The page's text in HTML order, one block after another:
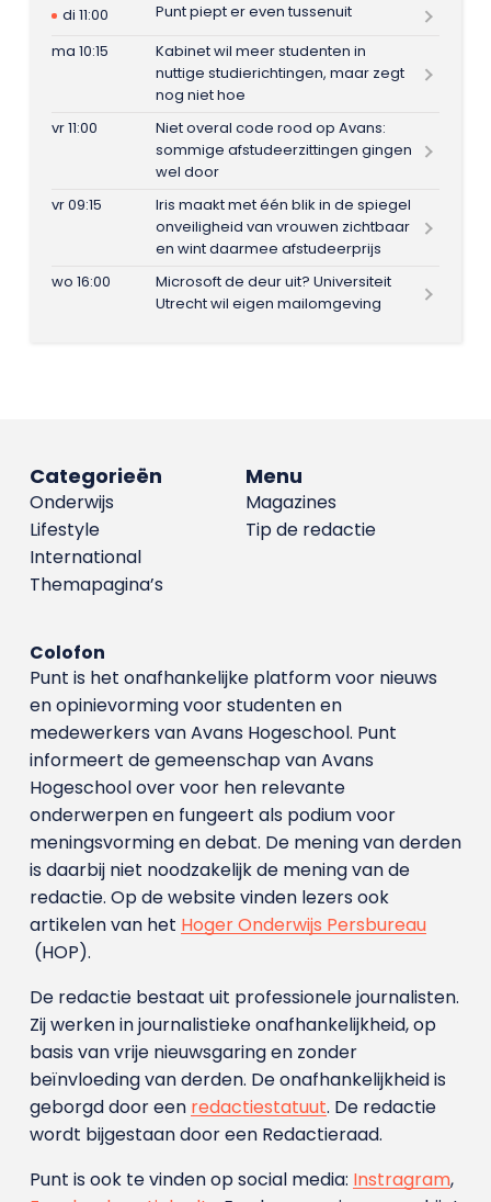
di 11:00
Punt piept er even tussenuit
ma 10:15
Kabinet wil meer studenten in
nuttige studierichtingen, maar zegt
nog niet hoe
vr 11:00
Niet overal code rood op Avans:
sommige afstudeerzittingen gingen
wel door
vr 09:15
Iris maakt met één blik in de spiegel
onveiligheid van vrouwen zichtbaar
en wint daarmee afstudeerprijs
wo 16:00
Microsoft de deur uit? Universiteit
Utrecht wil eigen mailomgeving
Menu
Magazines
Tip de redactie
Categorieën
Onderwijs
Lifestyle
International
Themapagina’s
Colofon
Punt is het onafhankelijke platform voor nieuws
en opinievorming voor studenten en
medewerkers van Avans Hoge­school. Punt
informeert de gemeenschap van Avans
Hogeschool over voor hen relevante
onderwerpen en fungeert als podium voor
meningsvorming en debat. De mening van derden
is daarbij niet noodzakelijk de mening van de
redactie. Op de website vinden lezers ook
artikelen van het Hoger Onderwijs Persbureau
(HOP).
De redactie bestaat uit professionele journalisten.
Zij werken in journalistieke onafhankelijkheid, op
basis van vrije nieuwsgaring en zonder
beïnvloeding van derden. De onafhankelijkheid is
geborgd door een redactiestatuut. De redactie
wordt bijgestaan door een Redactieraad.
Punt is ook te vinden op social media: Instragram,